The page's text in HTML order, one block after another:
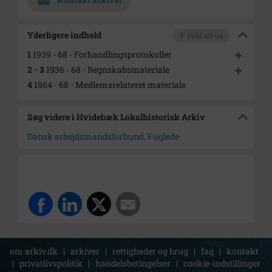
Yderligere indhold Fold alt ud
1 1939 - 68 - Forhandlingsprotokoller
2 - 3 1936 - 68 - Regnskabsmateriale
4 1964 - 68 - Medlemsrelateret materiale
Søg videre i Hvidebæk Lokalhistorisk Arkiv
Dansk arbejdsmandsforbund, Fuglede
om arkiv.dk | arkiver | rettigheder og brug | faq | kontakt
| privatlivspolitik | handelsbetingelser | cookie-indstillinger